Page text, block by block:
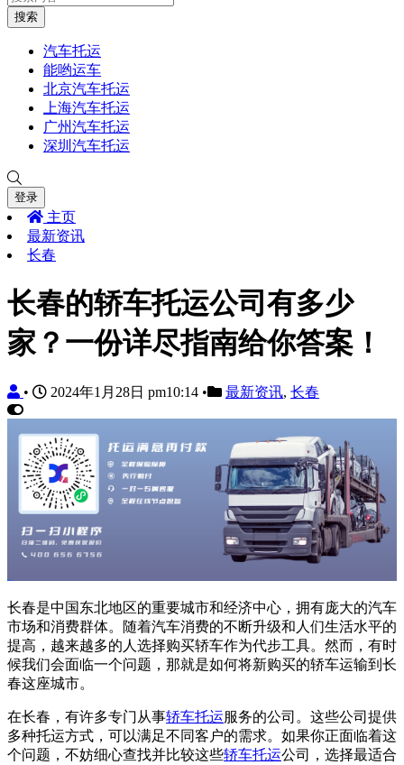
搜索
汽车托运
能哟运车
北京汽车托运
上海汽车托运
广州汽车托运
深圳汽车托运
登录
主页
最新资讯
长春
长春的轿车托运公司有多少
家？一份详尽指南给你答案！
• 2024年1月28日 pm10:14 • 最新资讯, 长春
长春是中国东北地区的重要城市和经济中心，拥有庞大的汽车
市场和消费群体。随着汽车消费的不断升级和人们生活水平的
提高，越来越多的人选择购买轿车作为代步工具。然而，有时
候我们会面临一个问题，那就是如何将新购买的轿车运输到长
春这座城市。
在长春，有许多专门从事轿车托运服务的公司。这些公司提供
多种托运方式，可以满足不同客户的需求。如果你正面临着这
个问题，不妨细心查找并比较这些轿车托运公司，选择最适合